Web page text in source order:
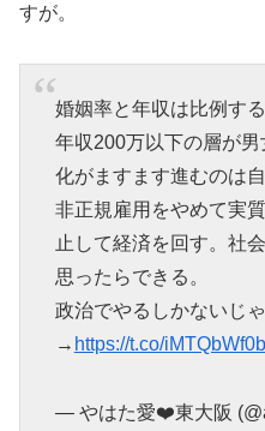
すが。
婚姻率と年収は比例する
年収200万以下の層が
化がますます進むのは自
非正規雇用をやめて実
止して経済を回す。社
思ったらできる。
政治でやるしかないじゃ
→ https://t.co/
— やはた愛❤️東大阪